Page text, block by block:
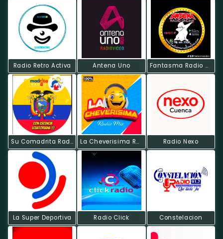
Radio Retro Activa Antena Uno Fantasma Radio Online
Su Comadrita Radio La Cheverisima Radio Mix. Radio Nexo
La Super Deportiva Radio Click Constelacion